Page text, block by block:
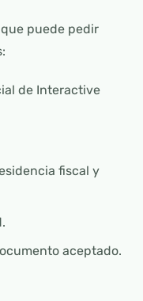
puede pedir
de Interactive
fiscal y
aceptado.